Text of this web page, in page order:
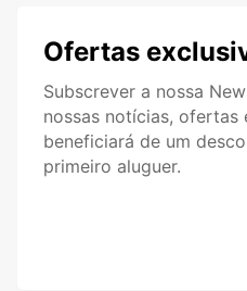
Ofertas
Subscrever a nossa
nossas notícias, ofertas
beneficiará de um
primeiro aluguer.